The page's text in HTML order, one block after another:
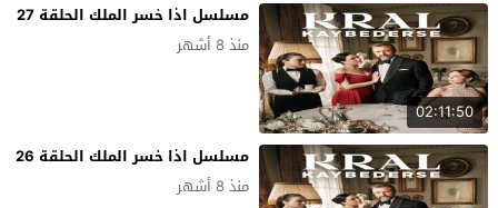
02:11:50
مسلسل اذا خسر الملك الحلقة 27
منذ 8 أشهر
مسلسل اذا خسر الملك الحلقة 26
منذ 8 أشهر